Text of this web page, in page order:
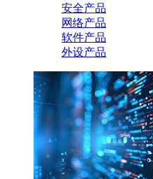
安全产品
网络产品
软件产品
外设产品